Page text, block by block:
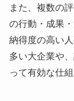
また、複数の
の行動・成果
納得度の高い
多い大企業や
って有効な仕組